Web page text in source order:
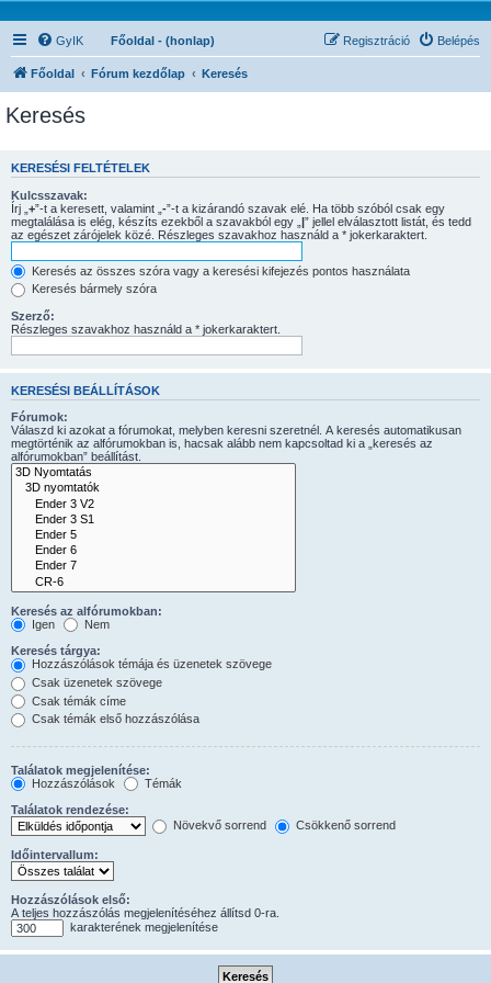
GyIK Főoldal - (honlap) Belépés
Regisztráció
Főoldal Fórum kezdőlap Keresés
Keresés
KERESÉSI FELTÉTELEK
Kulcsszavak:
Írj „ +”-t a keresett, valamint „ -”-t a kizárandó szavak elé. Ha több szóból csak egy
megtalálása is elég, készíts ezekből a szavakból egy „ |” jellel elválasztott listát, és tedd
az egészet zárójelek közé. Részleges szavakhoz használd a * jokerkaraktert.
Keresés az összes szóra vagy a keresési kifejezés pontos használata
Keresés bármely szóra
Szerző:
Részleges szavakhoz használd a * jokerkaraktert.
KERESÉSI BEÁLLÍTÁSOK
Fórumok:
Válaszd ki azokat a fórumokat, melyben keresni szeretnél. A keresés automatikusan
megtörténik az alfórumokban is, hacsak alább nem kapcsoltad ki a „keresés az
alfórumokban” beállítást.
Keresés az alfórumokban:
Igen
Nem
Keresés tárgya:
Hozzászólások témája és üzenetek szövege
Csak üzenetek szövege
Csak témák címe
Csak témák első hozzászólása
Találatok megjelenítése:
Hozzászólások
Témák
Találatok rendezése:
Növekvő sorrend
Csökkenő sorrend
Időintervallum:
Hozzászólások első:
A teljes hozzászólás megjelenítéséhez állítsd 0-ra.
karakterének megjelenítése